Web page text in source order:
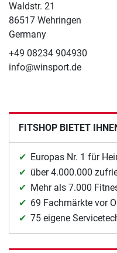
Waldstr. 21
86517 Wehringen
Germany
+49 08234 904930
info@winsport.de
FITSHOP BIETET
Europas Nr. 1 für
über 4.000.000
Mehr als 7.000
69 Fachmärkte vor
75 eigene